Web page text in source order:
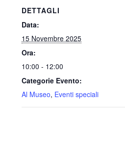
DETTAGLI
Data:
15 Novembre 2025
Ora:
10:00 - 12:00
Categorie Evento:
Al Museo, Eventi speciali